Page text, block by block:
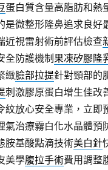
蛋白質含量高脂肪和熱
是微整形隆鼻追求良好
近視雷射術前評估檢查
全防護機制 果凍矽膠隆
緻臉部拉提針對頸部的
刺激膠原蛋白增生佳改
紋放心安全專業，立即
氣治療霧白化水晶體預
胺基酸點滴技術美白針
美學腹拉手術費用調整